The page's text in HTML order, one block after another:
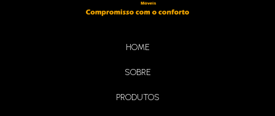
Sofá Singapura
HOME
SOBRE
PRODUTOS